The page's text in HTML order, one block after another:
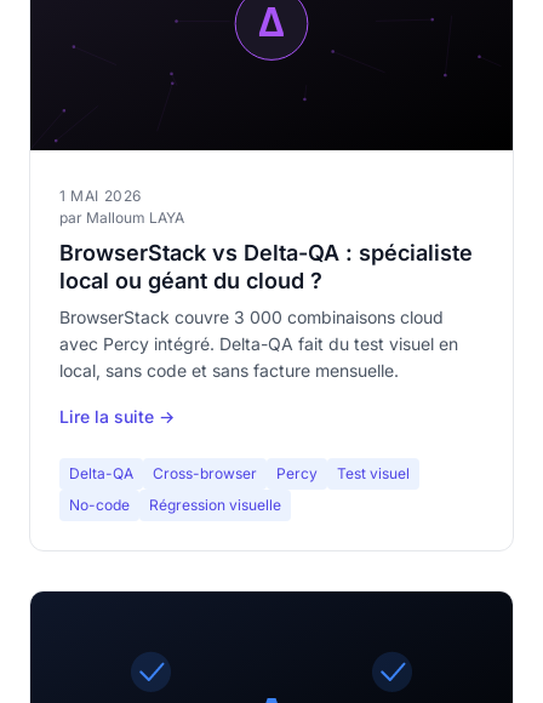
1 MAI 2026
par Malloum LAYA
BrowserStack vs Delta-QA : spécialiste
local ou géant du cloud ?
BrowserStack couvre 3 000 combinaisons cloud
avec Percy intégré. Delta-QA fait du test visuel en
local, sans code et sans facture mensuelle.
Lire la suite →
Delta-QA Cross-browser Percy
Test visuel
No-code
Régression visuelle